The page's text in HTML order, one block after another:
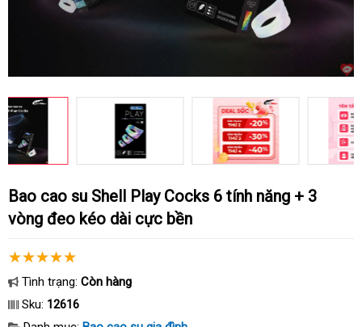
Bao cao su Shell Play Cocks 6 tính năng + 3
vòng đeo kéo dài cực bền
Tình trạng: Còn hàng
Sku: 12616